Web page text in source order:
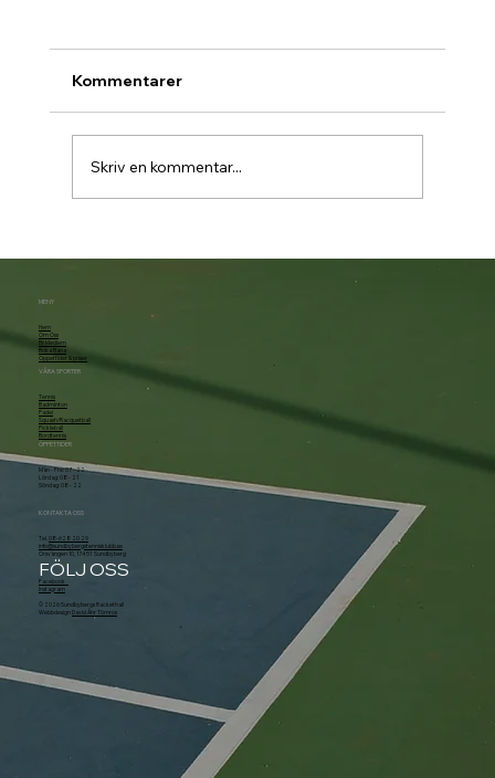
Kommentarer
Skriv en kommentar...
MENY
Hem
Om Oss
Bli Medlem
Boka Bana
Öppettider & priser
VÅRA SPORTER
Tennis
Badminton
Padel
Squash/Racquetball
Pickleball
Bordtennis
ÖPPETTIDER
Mån - Fre: 07 - 22
Lördag: 08 - 21
Söndag: 08 - 22
KONTAKTA OSS
Tel.
08-628 20 29
info@sundbybergstennisklubb.se
Örsvängen 10, 174 51 Sundbyberg
FÖLJ OSS
Facebook
Instagram
© 2026 Sundbybergs Rackethall
Webbdesign David Åhr Törnros